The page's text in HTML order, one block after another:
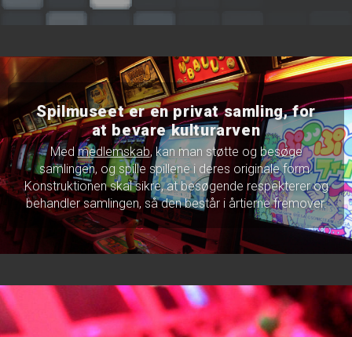
Spilmuseet er en privat samling, for
at bevare kulturarven
Medmedlemskab, kan man støtte og besøge
samlingen, og spille spillene i deres originale form.
Konstruktionen skal sikre, at besøgende respekterer og
behandler samlingen, så den består i årtierne fremover.